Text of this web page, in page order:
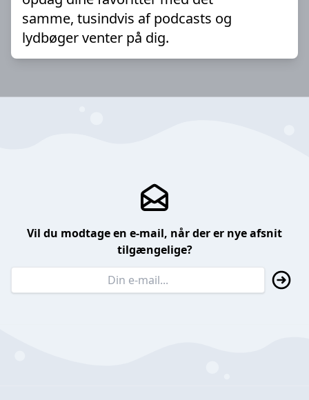
samme, tusindvis af podcasts og
lydbøger venter på dig.
Vil du modtage en e-mail, når der er nye afsnit
tilgængelige?